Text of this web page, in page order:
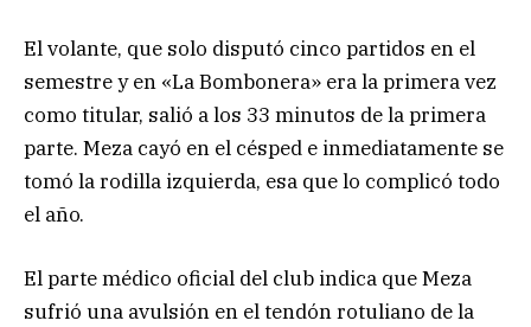
El volante, que solo disputó cinco partidos en el
semestre y en «La Bombonera» era la primera vez
como titular, salió a los 33 minutos de la primera
parte. Meza cayó en el césped e inmediatamente se
tomó la rodilla izquierda, esa que lo complicó todo
el año.
El parte médico oficial del club indica que Meza
sufrió una avulsión en el tendón rotuliano de la